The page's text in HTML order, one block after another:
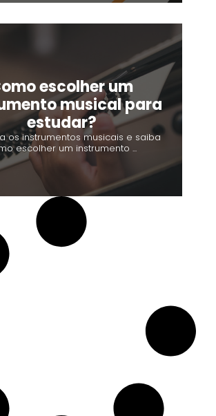
escolher um
musical para
estudar?
os instrumentos musicais e saiba
escolher um instrumento ...